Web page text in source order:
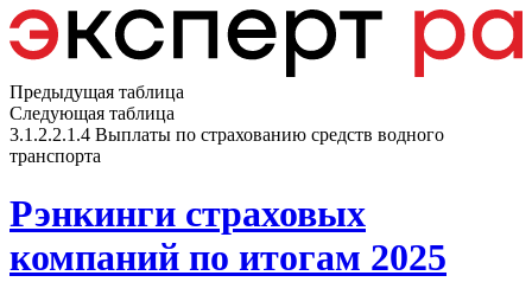
Предыдущая таблица
Следующая таблица
3.1.2.2.1.4 Выплаты по страхованию средств водного
транспорта
Рэнкинги страховых
компаний по итогам 2025